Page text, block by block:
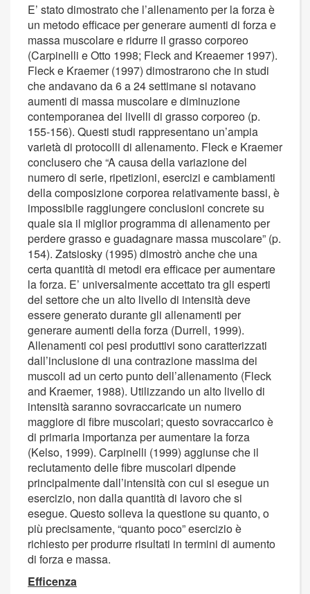
E’ stato dimostrato che l’allenamento per la forza è
un metodo efficace per generare aumenti di forza e
massa muscolare e ridurre il grasso corporeo
(Carpinelli e Otto 1998; Fleck and Kreaemer 1997).
Fleck e Kraemer (1997) dimostrarono che in studi
che andavano da 6 a 24 settimane si notavano
aumenti di massa muscolare e diminuzione
contemporanea dei livelli di grasso corporeo (p.
155-156). Questi studi rappresentano un’ampia
varietà di protocolli di allenamento. Fleck e Kraemer
conclusero che “A causa della variazione del
numero di serie, ripetizioni, esercizi e cambiamenti
della composizione corporea relativamente bassi, è
impossibile raggiungere conclusioni concrete su
quale sia il miglior programma di allenamento per
perdere grasso e guadagnare massa muscolare” (p.
154). Zatsiosky (1995) dimostrò anche che una
certa quantità di metodi era efficace per aumentare
la forza. E’ universalmente accettato tra gli esperti
del settore che un alto livello di intensità deve
essere generato durante gli allenamenti per
generare aumenti della forza (Durrell, 1999).
Allenamenti coi pesi produttivi sono caratterizzati
dall’inclusione di una contrazione massima dei
muscoli ad un certo punto dell’allenamento (Fleck
and Kraemer, 1988). Utilizzando un alto livello di
intensità saranno sovraccaricate un numero
maggiore di fibre muscolari; questo sovraccarico è
di primaria importanza per aumentare la forza
(Kelso, 1999). Carpinelli (1999) aggiunse che il
reclutamento delle fibre muscolari dipende
principalmente dall’intensità con cui si esegue un
esercizio, non dalla quantità di lavoro che si
esegue. Questo solleva la questione su quanto, o
più precisamente, “quanto poco” esercizio è
richiesto per produrre risultati in termini di aumento
di forza e massa.
Efficenza